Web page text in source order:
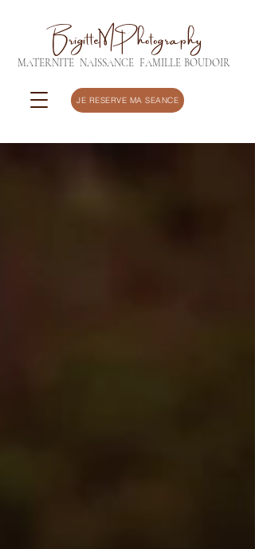
BrigitteMPhotography
MATERNITE NAISSANCE FAMILLE BOUDOIR
JE RESERVE MA SEANCE